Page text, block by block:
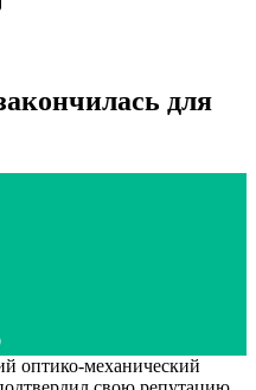
для
механический